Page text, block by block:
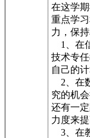
在这学
重点学
力，保
1、在
技术专
自己的
2、在
究的机
还有一
力度来
3、在